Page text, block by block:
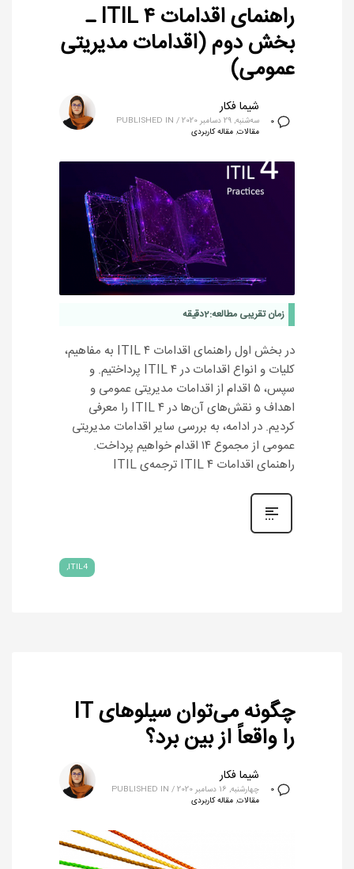
راهنمای اقدامات ITIL ۴ ـ
بخش دوم (اقدامات مدیریتی
عمومی)
0
شیما فکار
سه‌شنبه, 29 دسامبر 2020 /
PUBLISHED IN
مقالات, مقاله کاربردی
زمان تقریبی مطالعه:2دقیقه
در بخش اول راهنمای اقدامات ITIL ۴ به مفاهیم،
کلیات و انواع اقدامات در ITIL ۴ پرداختیم. و
سپس، ۵ اقدام از اقدامات مدیریتی عمومی و
اهداف و نقش‌های آن‌ها در ITIL ۴ را معرفی
کردیم. در ادامه، به بررسی سایر اقدامات مدیریتی
عمومی از مجموع ۱۴ اقدام خواهیم پرداخت.
راهنمای اقدامات ITIL ۴ ترجمه‌ی ITIL
ITIL4
چگونه می‌توان سیلوهای IT
را واقعاً از بین برد؟
0
شیما فکار
چهارشنبه, 16 دسامبر 2020 /
PUBLISHED IN
مقالات, مقاله کاربردی